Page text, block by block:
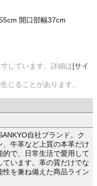
開口部幅37cm
しています。詳細は[サイ
じることがあります。
自社ブランド。ク
、牛革など上質の本革だけ
的で、日常生活で愛用して
ています。革の質だけでな
性を兼ね備えた商品ライン